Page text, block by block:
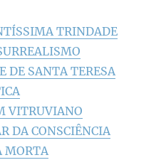
TRINDADE
DE SANTA TERESA
VITRUVIANO
DA CONSCIÊNCIA
MORTA